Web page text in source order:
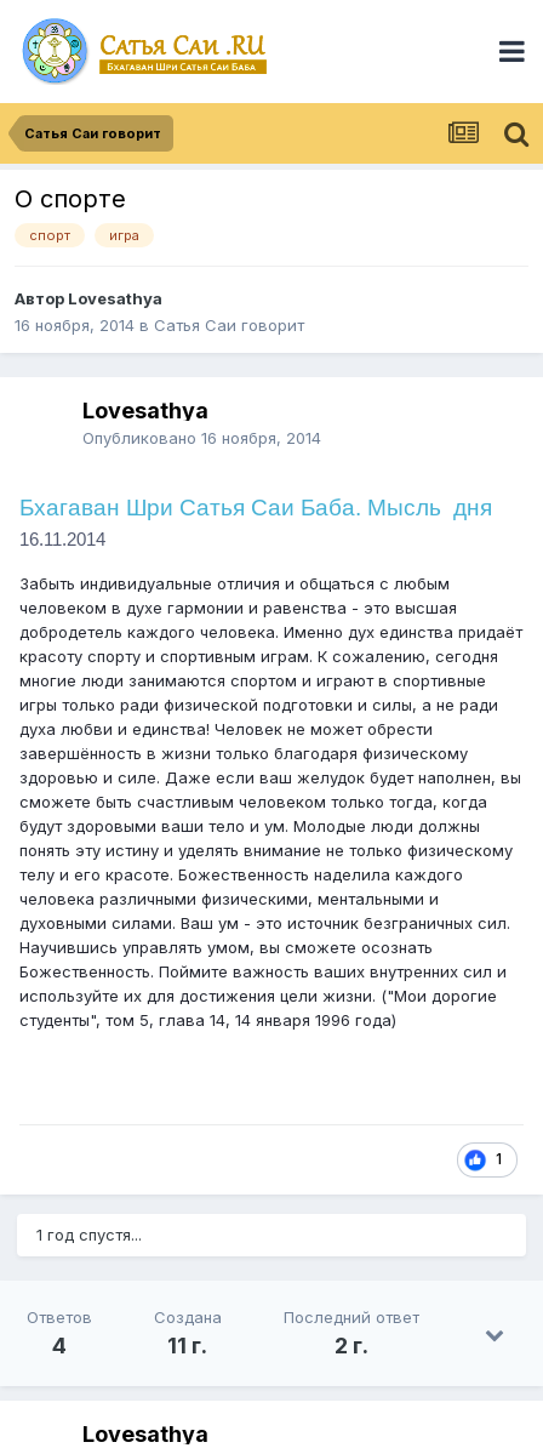
Сатья Саи говорит
О спорте
спорт игра
Автор Lovesathya
16 ноября, 2014 в Сатья Саи говорит
Lovesathya
Опубликовано 16 ноября, 2014
Бхагаван Шри Сатья Саи Баба. Мысль дня
16.11.2014
Забыть индивидуальные отличия и общаться с любым
человеком в духе гармонии и равенства - это высшая
добродетель каждого человека. Именно дух единства придаёт
красоту спорту и спортивным играм. К сожалению, сегодня
многие люди занимаются спортом и играют в спортивные
игры только ради физической подготовки и силы, а не ради
духа любви и единства! Человек не может обрести
завершённость в жизни только благодаря физическому
здоровью и силе. Даже если ваш желудок будет наполнен, вы
сможете быть счастливым человеком только тогда, когда
будут здоровыми ваши тело и ум. Молодые люди должны
понять эту истину и уделять внимание не только физическому
телу и его красоте. Божественность наделила каждого
человека различными физическими, ментальными и
духовными силами. Ваш ум - это источник безграничных сил.
Научившись управлять умом, вы сможете осознать
Божественность. Поймите важность ваших внутренних сил и
используйте их для достижения цели жизни. ("Мои дорогие
студенты", том 5, глава 14, 14 января 1996 года)
1
1 год спустя...
Ответов
4
Создана
11 г.
Последний ответ
2 г.
Lovesathya